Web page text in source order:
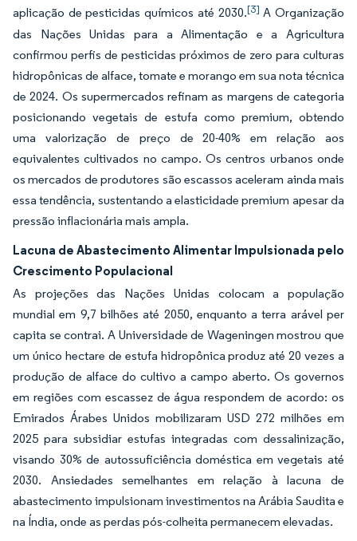
aplicação de pesticidas químicos até 2030.[3] A Organização
das Nações Unidas para a Alimentação e a Agricultura
confirmou perfis de pesticidas próximos de zero para culturas
hidropônicas de alface, tomate e morango em sua nota técnica
de 2024. Os supermercados refinam as margens de categoria
posicionando vegetais de estufa como premium, obtendo
uma valorização de preço de 20-40% em relação aos
equivalentes cultivados no campo. Os centros urbanos onde
os mercados de produtores são escassos aceleram ainda mais
essa tendência, sustentando a elasticidade premium apesar da
pressão inflacionária mais ampla.
Lacuna de Abastecimento Alimentar Impulsionada pelo
Crescimento Populacional
As projeções das Nações Unidas colocam a população
mundial em 9,7 bilhões até 2050, enquanto a terra arável per
capita se contrai. A Universidade de Wageningen mostrou que
um único hectare de estufa hidropônica produz até 20 vezes a
produção de alface do cultivo a campo aberto. Os governos
em regiões com escassez de água respondem de acordo: os
Emirados Árabes Unidos mobilizaram USD 272 milhões em
2025 para subsidiar estufas integradas com dessalinização,
visando 30% de autossuficiência doméstica em vegetais até
2030. Ansiedades semelhantes em relação à lacuna de
abastecimento impulsionam investimentos na Arábia Saudita e
na Índia, onde as perdas pós-colheita permanecem elevadas.